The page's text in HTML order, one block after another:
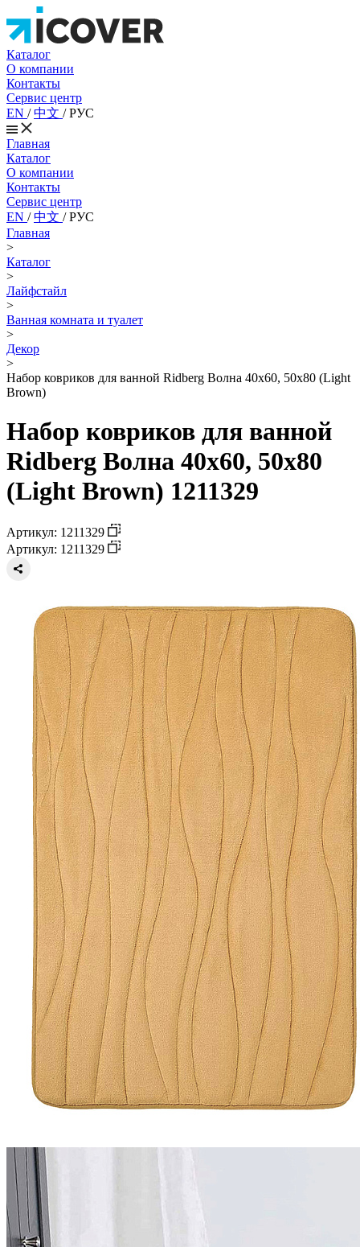
Каталог
О компании
Контакты
Сервис центр
EN /中文 /РУС
Главная
Каталог
О компании
Контакты
Сервис центр
EN /中文 /РУС
Главная
>
Каталог
>
Лайфстайл
>
Ванная комната и туалет
>
Декор
>
Набор ковриков для ванной Ridberg Bолна 40x60, 50x80 (Light
Brown)
Набор ковриков для ванной
Ridberg Bолна 40x60, 50x80
(Light Brown) 1211329
Артикул: 1211329
Артикул: 1211329